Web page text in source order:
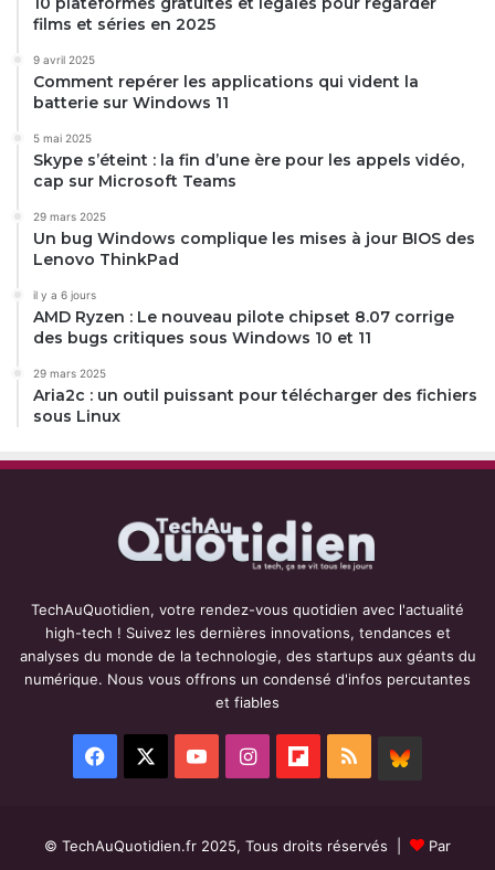
films et séries en 2025
9 avril 2025
Comment repérer les applications qui vident la
batterie sur Windows 11
5 mai 2025
Skype s’éteint : la fin d’une ère pour les appels vidéo,
cap sur Microsoft Teams
29 mars 2025
Un bug Windows complique les mises à jour BIOS des
Lenovo ThinkPad
il y a 6 jours
AMD Ryzen : Le nouveau pilote chipset 8.07 corrige
des bugs critiques sous Windows 10 et 11
29 mars 2025
Aria2c : un outil puissant pour télécharger des fichiers
sous Linux
TechAuQuotidien, votre rendez-vous quotidien avec l'actualité
high-tech ! Suivez les dernières innovations, tendances et
analyses du monde de la technologie, des startups aux géants du
numérique. Nous vous offrons un condensé d'infos percutantes
et fiables
Facebook YouTubeInstagramFlipboard
RSS
© TechAuQuotidien.fr 2025, Tous droits réservés | Par